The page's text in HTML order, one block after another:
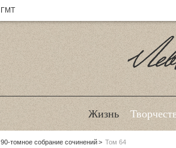
ГМТ
Жизнь
90-томное собрание сочинений Том 64